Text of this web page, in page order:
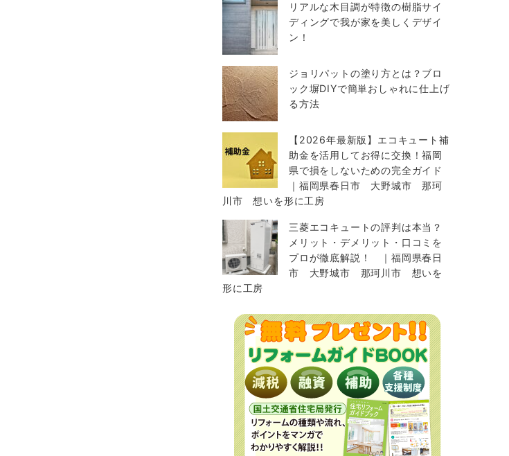
リアルな木目調が特徴の樹脂サイ
ディングで我が家を美しくデザイ
ン！
ジョリパットの塗り方とは？ブロ
ック塀DIYで簡単おしゃれに仕上げ
る方法
【2026年最新版】エコキュート補
助金を活用してお得に交換！福岡
県で損をしないための完全ガイド
｜福岡県春日市 大野城市 那珂
川市 想いを形に工房
三菱エコキュートの評判は本当？
メリット・デメリット・口コミを
プロが徹底解説！ ｜福岡県春日
市 大野城市 那珂川市 想いを
形に工房